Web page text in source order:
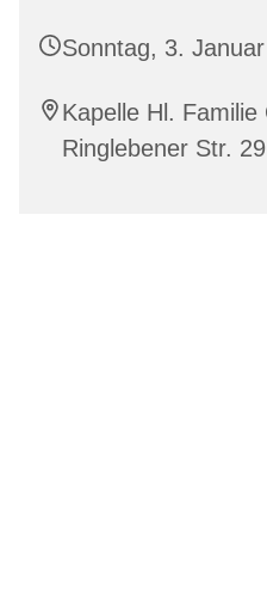
Sonntag, 3.
Kapelle Hl. Familie
Ringlebener Str.